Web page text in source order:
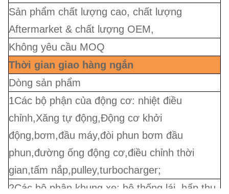
Sản phẩm chất lượng cao, chất lượng
Aftermarket & chất lượng OEM,
Không yêu cầu MOQ
Thời gian giao hàng ngắn
Dòng sản phẩm
1Các bộ phận của động cơ: nhiệt điều
chỉnh,Xăng tự động,Động cơ khởi
động,bơm,đầu máy,đòi phun bơm đầu
phun,đường ống động cơ,điều chỉnh thời
gian,tấm nắp,pulley,turbocharger;
2Các bộ phận khung xe: hệ thống lái, hấp thụ